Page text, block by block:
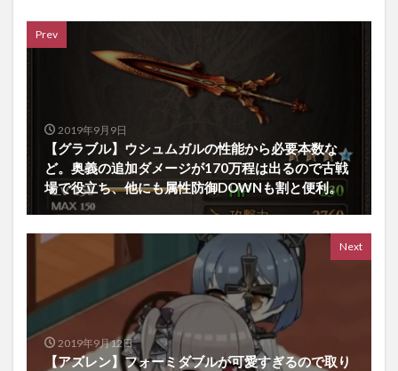
Prev
2019年9月9日
【グラブル】ウシュムガルの性能から必要本数な
ど。奥義の追加ダメージが170万程は出るので古戦
場で役立ち、他にも属性防御DOWNも割と便利。
Next
2019年9月12日
【アズレン】フォーミダブルが可愛すぎるので取り